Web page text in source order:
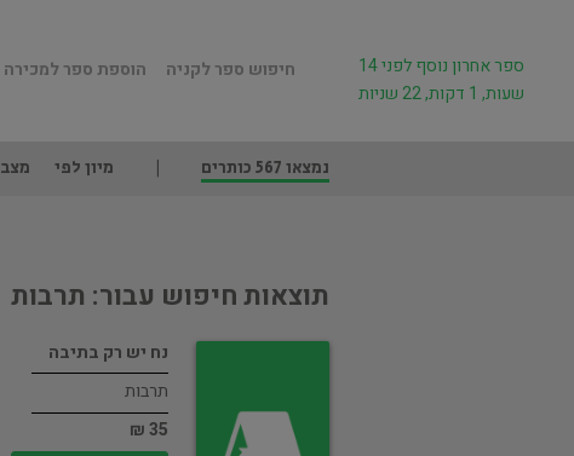
חיפוש ספר לקניה הוספת ספר למכירה
ספר אחרון נוסף לפני 14
שעות, 1 דקות, 22 שניות
נמצאו 567 כותרים מיון לפי מצב
תוצאות חיפוש עבור: תרבות
נח יש רק בתיבה
תרבות
35 ₪